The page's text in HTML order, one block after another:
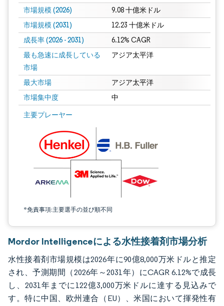
市場規模 (2026) 9.08 十億米ドル
市場規模 (2031) 12.23 十億米ドル
成長率 (2026 - 2031) 6.12% CAGR
最も急速に成長している
市場
アジア太平洋
最大市場 アジア太平洋
市場集中度 中
主要プレーヤー
*免責事項:主要選手の並び順不同
画像 © Mordor Intelligence。再利用にはCC BY 4.0の表示が必要です。
Mordor Intelligenceによる水性接着剤市場分析
水性接着剤市場規模は2026年に90億8,000万米ドルと推定
され、予測期間（2026年～2031年）にCAGR 6.12%で成長
し、2031年までに122億3,000万米ドルに達する見込みで
す。特に中国、欧州連合（EU）、米国において揮発性有